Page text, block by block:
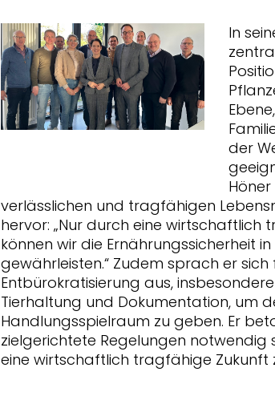
In
der
verlässlichen und tragfähigen
hervor: „Nur durch eine
können wir die Ernährungssicherheit
gewährleisten.“ Zudem sprach er
Entbürokratisierung aus,
Tierhaltung und Dokumentation, um
Handlungsspielraum zu geben. Er
zielgerichtete Regelungen notwendig
eine wirtschaftlich tragfähige Zukunft